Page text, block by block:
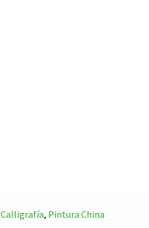
Calligrafía, Pintura China